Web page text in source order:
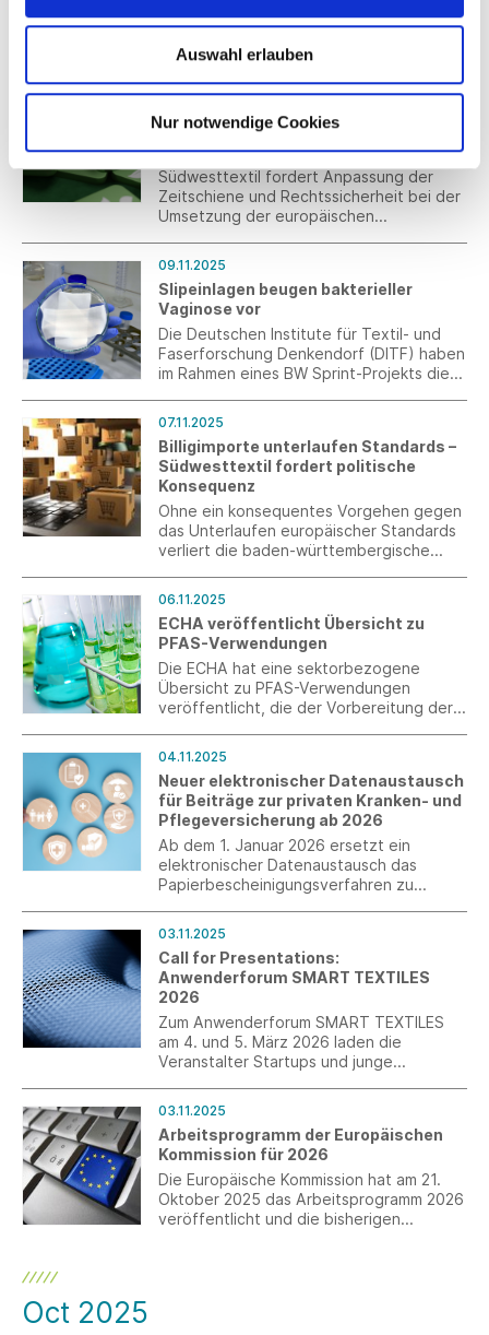
Auswahl erlauben
Nur notwendige Cookies
Verordnung zur Anpassung der Höhe des
10.11.2025
Umsetzung der EmpCo-Richtlinie:
mehr Zeit und Rechtssicherheit
notwendig
Südwesttextil fordert Anpassung der
Zeitschiene und Rechtssicherheit bei der
Umsetzung der europäischen
09.11.2025
Slipeinlagen beugen bakterieller
Vaginose vor
Die Deutschen Institute für Textil- und
Faserforschung Denkendorf (DITF) haben
im Rahmen eines BW Sprint-Projekts die
Gesunderhaltung des vaginalen Milieus
unterstützt und einer bakteriellen
Vaginose vorbeugen kann.
07.11.2025
Billigimporte unterlaufen Standards –
Südwesttextil fordert politische
Konsequenz
Ohne ein konsequentes Vorgehen gegen
das Unterlaufen europäischer Standards
verliert die baden-württembergische
Konkurrenz.
06.11.2025
ECHA veröffentlicht Übersicht zu
PFAS-Verwendungen
Die ECHA hat eine sektorbezogene
Übersicht zu PFAS-Verwendungen
veröffentlicht, die der Vorbereitung der
04.11.2025
Neuer elektronischer Datenaustausch
für Beiträge zur privaten Kranken- und
Pflegeversicherung ab 2026
Ab dem 1. Januar 2026 ersetzt ein
elektronischer Datenaustausch das
Papierbescheinigungsverfahren zu
03.11.2025
Call for Presentations:
Anwenderforum SMART TEXTILES
2026
Zum Anwenderforum SMART TEXTILES
am 4. und 5. März 2026 laden die
Veranstalter Startups und junge
einem Fachpublikum aus Unternehmen,
Forschung und Entwicklung zu
präsentieren.
03.11.2025
Arbeitsprogramm der Europäischen
Kommission für 2026
Die Europäische Kommission hat am 21.
Oktober 2025 das Arbeitsprogramm 2026
veröffentlicht und die bisherigen
Oct 2025